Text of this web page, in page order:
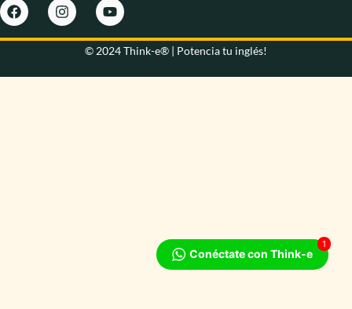
© 2024 Think-e® | Potencia tu inglés!
Conéctate con Think-e
1